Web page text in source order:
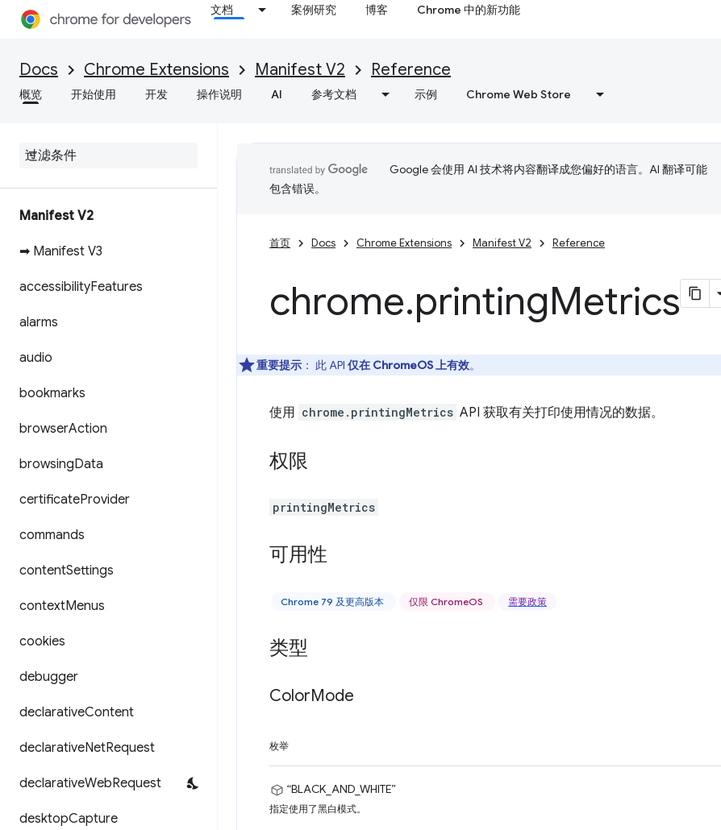
文档 案例研究 博客 Chrome 中的新功能
Docs Chrome Extensions Manifest V2 Reference
概览 开始使用 开发 操作说明 AI 参考文档 示例 Chrome Web Store
Manifest V2
➡ Manifest V3
accessibilityFeatures
alarms
audio
bookmarks
browserAction
browsingData
certificateProvider
commands
contentSettings
contextMenus
cookies
debugger
declarativeContent
declarativeNetRequest
declarativeWebRequest
desktopCapture
Google 会使用 AI 技术将内容翻译成您偏好的语言。AI 翻译可能
包含错误。
首页 Docs Chrome Extensions Manifest V2 Reference
chrome.printingMetrics
重要提示 ： 此 API 仅在 ChromeOS 上有效。
使用 chrome.printingMetrics API 获取有关打印使用情况的数据。
权限
printingMetrics
可用性
Chrome 79 及更高版本 仅限 ChromeOS 需要政策
类型
ColorMode
枚举
“BLACK_AND_WHITE”
指定使用了黑白模式。